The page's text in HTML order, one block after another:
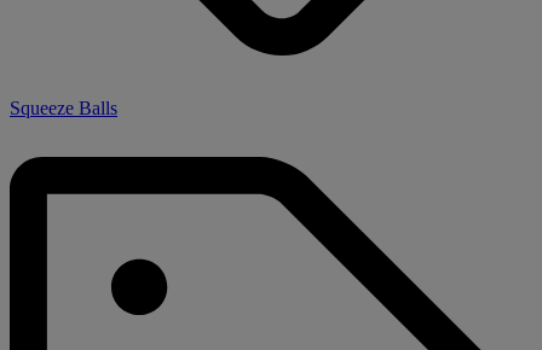
Squeeze Balls